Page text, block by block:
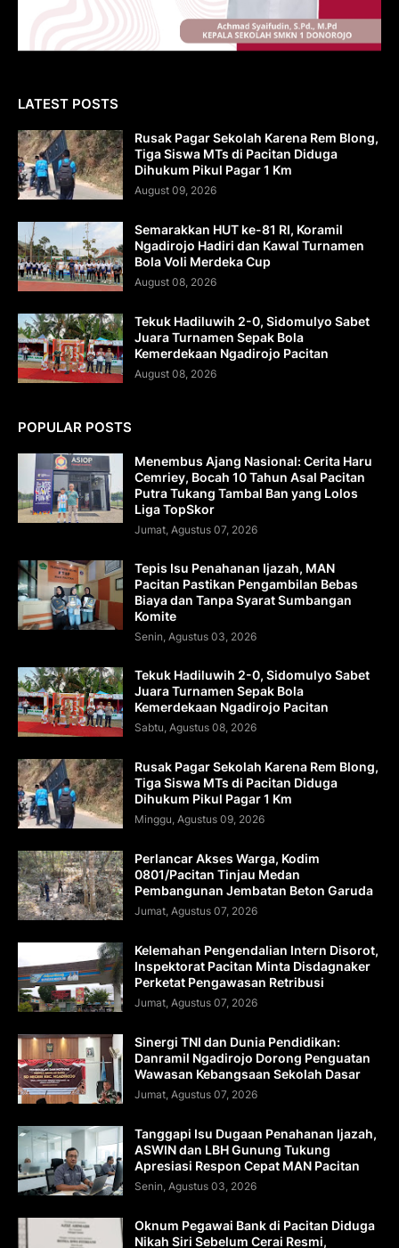
LATEST POSTS
Rusak Pagar Sekolah Karena Rem Blong,
Tiga Siswa MTs di Pacitan Diduga
Dihukum Pikul Pagar 1 Km
August 09, 2026
Semarakkan HUT ke-81 RI, Koramil
Ngadirojo Hadiri dan Kawal Turnamen
Bola Voli Merdeka Cup
August 08, 2026
Tekuk Hadiluwih 2-0, Sidomulyo Sabet
Juara Turnamen Sepak Bola
Kemerdekaan Ngadirojo Pacitan
August 08, 2026
POPULAR POSTS
Menembus Ajang Nasional: Cerita Haru
Cemriey, Bocah 10 Tahun Asal Pacitan
Putra Tukang Tambal Ban yang Lolos
Liga TopSkor
Jumat, Agustus 07, 2026
Tepis Isu Penahanan Ijazah, MAN
Pacitan Pastikan Pengambilan Bebas
Biaya dan Tanpa Syarat Sumbangan
Komite
Senin, Agustus 03, 2026
Tekuk Hadiluwih 2-0, Sidomulyo Sabet
Juara Turnamen Sepak Bola
Kemerdekaan Ngadirojo Pacitan
Sabtu, Agustus 08, 2026
Rusak Pagar Sekolah Karena Rem Blong,
Tiga Siswa MTs di Pacitan Diduga
Dihukum Pikul Pagar 1 Km
Minggu, Agustus 09, 2026
Perlancar Akses Warga, Kodim
0801/Pacitan Tinjau Medan
Pembangunan Jembatan Beton Garuda
Jumat, Agustus 07, 2026
Kelemahan Pengendalian Intern Disorot,
Inspektorat Pacitan Minta Disdagnaker
Perketat Pengawasan Retribusi
Jumat, Agustus 07, 2026
Sinergi TNI dan Dunia Pendidikan:
Danramil Ngadirojo Dorong Penguatan
Wawasan Kebangsaan Sekolah Dasar
Jumat, Agustus 07, 2026
Tanggapi Isu Dugaan Penahanan Ijazah,
ASWIN dan LBH Gunung Tukung
Apresiasi Respon Cepat MAN Pacitan
Senin, Agustus 03, 2026
Oknum Pegawai Bank di Pacitan Diduga
Nikah Siri Sebelum Cerai Resmi,